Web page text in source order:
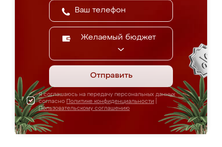
Желаемый бюджет
Отправить
Я соглашаюсь на передачу персональных данных
согласно Политике конфиденциальности
Пользовательскому соглашению